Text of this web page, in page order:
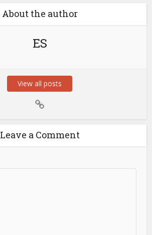
About the author
ES
View all posts
Leave a Comment